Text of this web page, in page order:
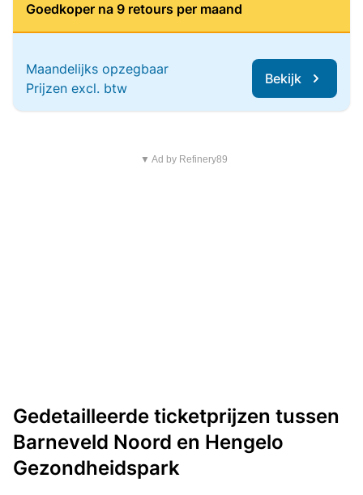
Goedkoper na 9 retours per maand
Maandelijks opzegbaar
Prijzen excl. btw
Bekijk
▼ Ad by Refinery89
Gedetailleerde ticketprijzen tussen
Barneveld Noord en Hengelo
Gezondheidspark